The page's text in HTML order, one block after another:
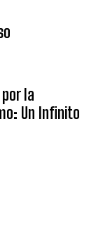
la
Un Infinito